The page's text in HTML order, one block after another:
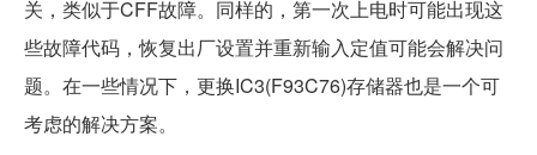
关，类似于CFF故障。同样的，第一次上电时可能出现这
些故障代码，恢复出厂设置并重新输入定值可能会解决问
题。在一些情况下，更换IC3(F93C76)存储器也是一个可
考虑的解决方案。